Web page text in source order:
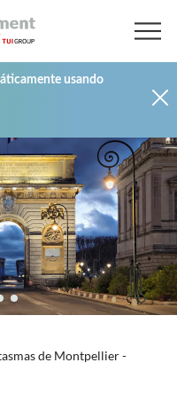
usando
de Montpellier -